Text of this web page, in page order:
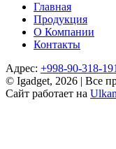
Главная
Продукция
О Компании
Контакты
Адрес: +998-90-318-
© Igadget, 2026 | Все
Сайт работает на Ulkan